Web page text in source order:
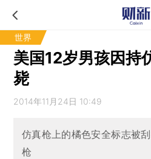
世界
美国12岁男孩因持
毙
2014年11月24日 10:49
仿真枪上的橘色安全标志被
枪